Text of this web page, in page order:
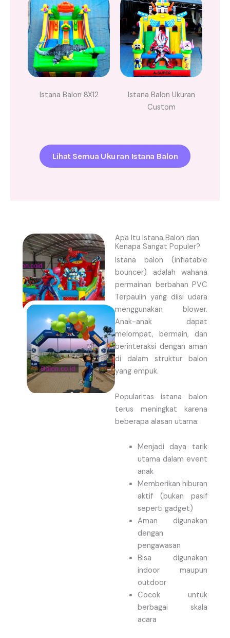
Istana Balon 8X12
Istana Balon Ukuran
Custom
Lihat Semua Ukuran Istana Balon
Apa Itu Istana Balon dan
Kenapa Sangat Populer?
Istana balon (inflatable
bouncer) adalah wahana
permainan berbahan PVC
Terpaulin yang diisi udara
menggunakan blower.
Anak-anak dapat
melompat, bermain, dan
berinteraksi dengan aman
di dalam struktur balon
yang empuk.
Popularitas istana balon
terus meningkat karena
beberapa alasan utama:
Menjadi daya tarik
utama dalam event
anak
Memberikan hiburan
aktif (bukan pasif
seperti gadget)
Aman digunakan
dengan
pengawasan
Bisa digunakan
indoor maupun
outdoor
Cocok untuk
berbagai skala
acara